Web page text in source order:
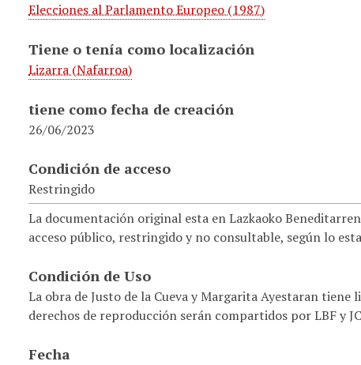
Elecciones al Parlamento Europeo (1987)
Tiene o tenía como localización
Lizarra (Nafarroa)
tiene como fecha de creación
26/06/2023
Condición de acceso
Restringido
La documentación original esta en Lazkaoko
acceso público, restringido y no consultable, según lo
Condición de Uso
La obra de Justo de la Cueva y Margarita Ayestaran
derechos de reproducción serán compartidos por LBF y
Fecha